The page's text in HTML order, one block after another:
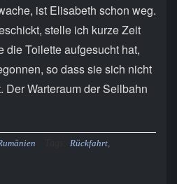
ist Elisabeth schon weg.
stelle ich kurze Zeit
die Toilette aufgesucht hat,
so dass sie sich nicht
Der Warteraum der Seilbahn
Rückfahrt,